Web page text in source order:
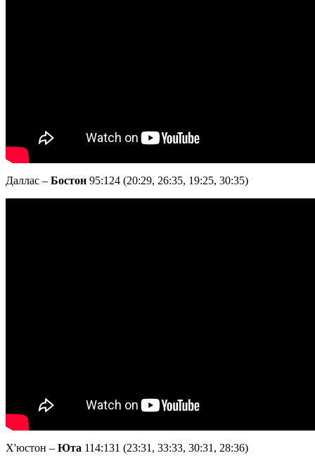
Даллас – Бостон 95:124 (20:29, 26:35, 19:25, 30:35)
Х'юстон – Юта 114:131 (23:31, 33:33, 30:31, 28:36)